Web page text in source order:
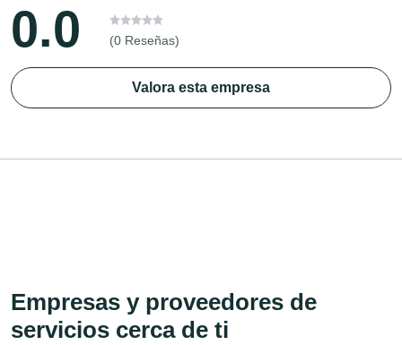
0.0 (0 Reseñas)
Valora esta empresa
Empresas y proveedores de
servicios cerca de ti